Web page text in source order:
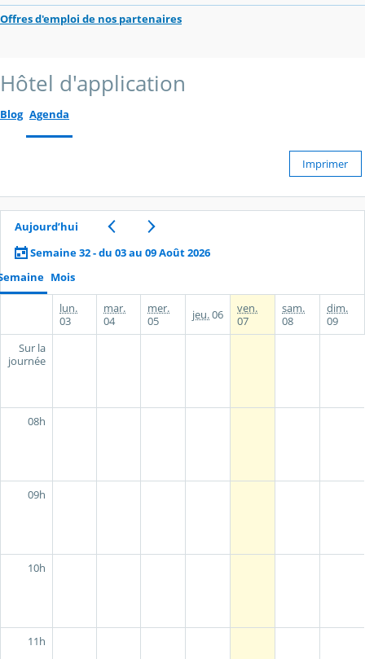
Offres d'emploi de nos partenaires
Hôtel d'application
Blog Agenda
Imprimer
Aujourd’hui
Semaine 32 - du 03 au 09 Août 2026
Mois
lun.
03
mar.
04
mer.
05
jeu.06
ven.
07
sam.
08
dim.
09
Sur la
journée
08h
09h
10h
11h